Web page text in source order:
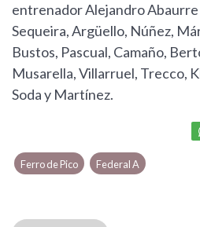
entrenador Alejandro Abaurre
Sequeira, Argüello, Núñez,
Bustos, Pascual, Camaño,
Musarella, Villarruel, Trecco,
Soda y Martínez.
Ferro de Pico Federal A